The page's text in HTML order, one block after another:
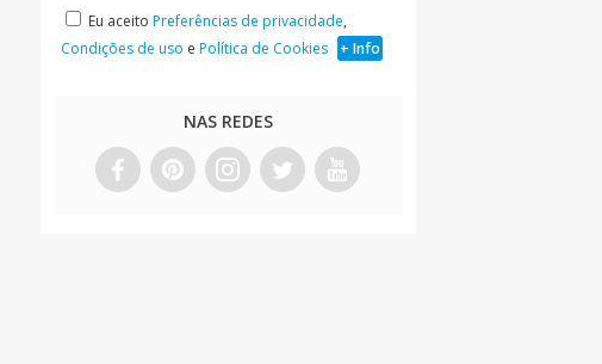
Eu aceito Preferências de privacidade,
Condições de uso e Política de Cookies + Info
NAS REDES